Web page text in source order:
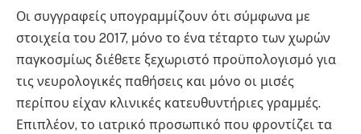
Οι συγγραφείς υπογραμμίζουν ότι σύμφωνα με
στοιχεία του 2017, μόνο το ένα τέταρτο των χωρών
παγκοσμίως διέθετε ξεχωριστό προϋπολογισμό για
τις νευρολογικές παθήσεις και μόνο οι μισές
περίπου είχαν κλινικές κατευθυντήριες γραμμές.
Επιπλέον, το ιατρικό προσωπικό που φροντίζει τα